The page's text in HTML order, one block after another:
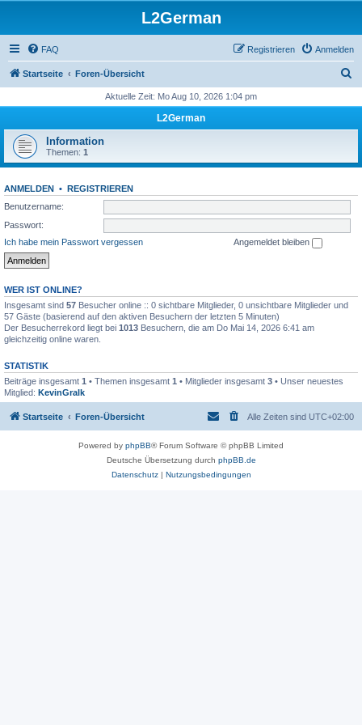
L2German
FAQ Anmelden
Registrieren
Startseite Foren-Übersicht
h
Aktuelle Zeit: Mo Aug 10, 2026 1:04 pm
L2German
Information
Themen: 1
ANMELDEN • REGISTRIEREN
Benutzername:
Passwort:
Ich habe mein Passwort vergessen
Angemeldet bleiben
WER IST ONLINE?
Insgesamt sind 57 Besucher online :: 0 sichtbare Mitglieder, 0 unsichtbare Mitglieder und
57 Gäste (basierend auf den aktiven Besuchern der letzten 5 Minuten)
Der Besucherrekord liegt bei 1013 Besuchern, die am Do Mai 14, 2026 6:41 am
gleichzeitig online waren.
STATISTIK
Beiträge insgesamt 1 • Themen insgesamt 1 • Mitglieder insgesamt 3 • Unser neuestes
Mitglied: KevinGralk
Startseite Foren-Übersicht Alle Zeiten sind UTC+02:00
Powered by phpBB® Forum Software © phpBB Limited
Deutsche Übersetzung durch phpBB.de
Datenschutz| Nutzungsbedingungen